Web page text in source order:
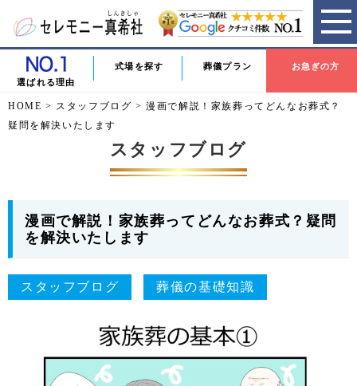
選ばれる理由
式場を探す 葬儀プラン お急ぎの方
HOME > スタッフブログ >漫画で解説！家族葬ってどんなお葬式？
疑問を解決いたします
スタッフブログ
漫画で解説！家族葬ってどんなお葬式？疑問
を解決いたします
スタッフブログ 葬儀の基礎知識